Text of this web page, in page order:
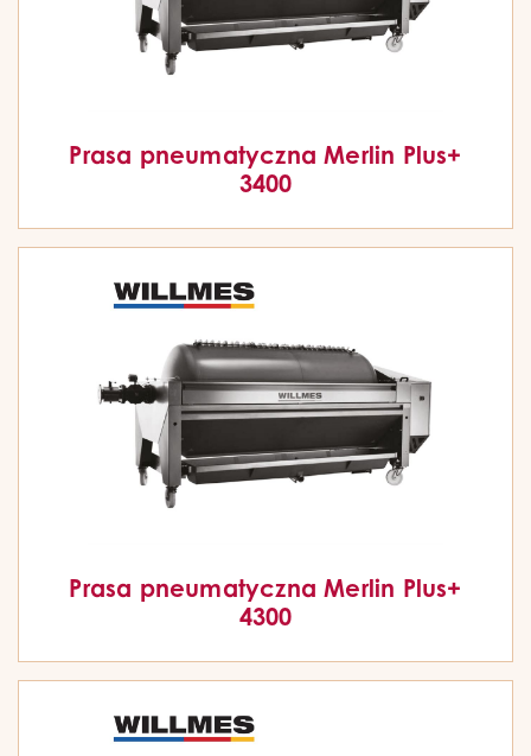
Prasa pneumatyczna Merlin Plus+
3400
Prasa pneumatyczna Merlin Plus+
4300